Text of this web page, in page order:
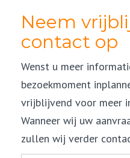
Neem
contact op
Wenst u meer
bezoekmoment
vrijblijvend voor meer
Wanneer wij uw
zullen wij verder